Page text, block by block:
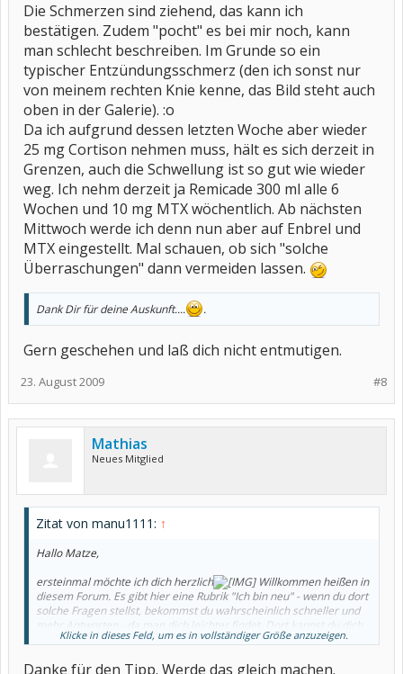
Die Schmerzen sind ziehend, das kann ich
bestätigen. Zudem "pocht" es bei mir noch, kann
man schlecht beschreiben. Im Grunde so ein
typischer Entzündungsschmerz (den ich sonst nur
von meinem rechten Knie kenne, das Bild steht auch
oben in der Galerie). :o
Da ich aufgrund dessen letzten Woche aber wieder
25 mg Cortison nehmen muss, hält es sich derzeit in
Grenzen, auch die Schwellung ist so gut wie wieder
weg. Ich nehm derzeit ja Remicade 300 ml alle 6
Wochen und 10 mg MTX wöchentlich. Ab nächsten
Mittwoch werde ich denn nun aber auf Enbrel und
MTX eingestellt. Mal schauen, ob sich "solche
Überraschungen" dann vermeiden lassen.
Dank Dir für deine Auskunft.... .
Gern geschehen und laß dich nicht entmutigen.
#8
23. August 2009
Mathias
Neues Mitglied
Zitat von manu1111: ↑
Hallo Matze,
ersteinmal möchte ich dich herzlich
Willkommen heißen in
diesem Forum. Es gibt hier eine Rubrik "Ich bin neu" - wenn du dort
solche Fragen stellst, bekommst du wahrscheinlich schneller und
mehr Antworten - da man dich leichter findet. Dort kannst du dich
auch mit deinen Vorerkrankungen vorstellen
.
Was sagen denn die Ärztre zu deinem Problem? Warst du mal bei
Klicke in dieses Feld, um es in vollständiger Größe anzuzeigen.
Danke für den Tipp. Werde das gleich machen.